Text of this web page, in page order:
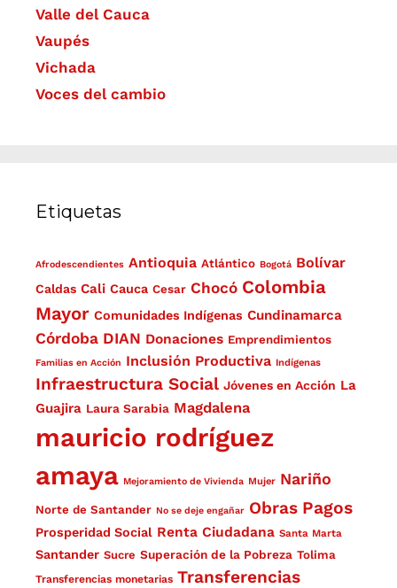
Valle del Cauca
Vaupés
Vichada
Voces del cambio
Etiquetas
Afrodescendientes Antioquia Atlántico Bogotá Bolívar
Caldas Cali Cauca Cesar Chocó Colombia
Mayor Comunidades Indígenas Cundinamarca
Córdoba DIAN Donaciones Emprendimientos
Familias en Acción Inclusión Productiva Indígenas
Infraestructura Social Jóvenes en Acción La
Guajira Laura Sarabia Magdalena
mauricio rodríguez
amaya Mejoramiento de Vivienda Mujer Nariño
Norte de Santander No se deje engañar Obras Pagos
Prosperidad Social Renta Ciudadana Santa Marta
Santander Sucre Superación de la Pobreza Tolima
Transferencias monetarias Transferencias